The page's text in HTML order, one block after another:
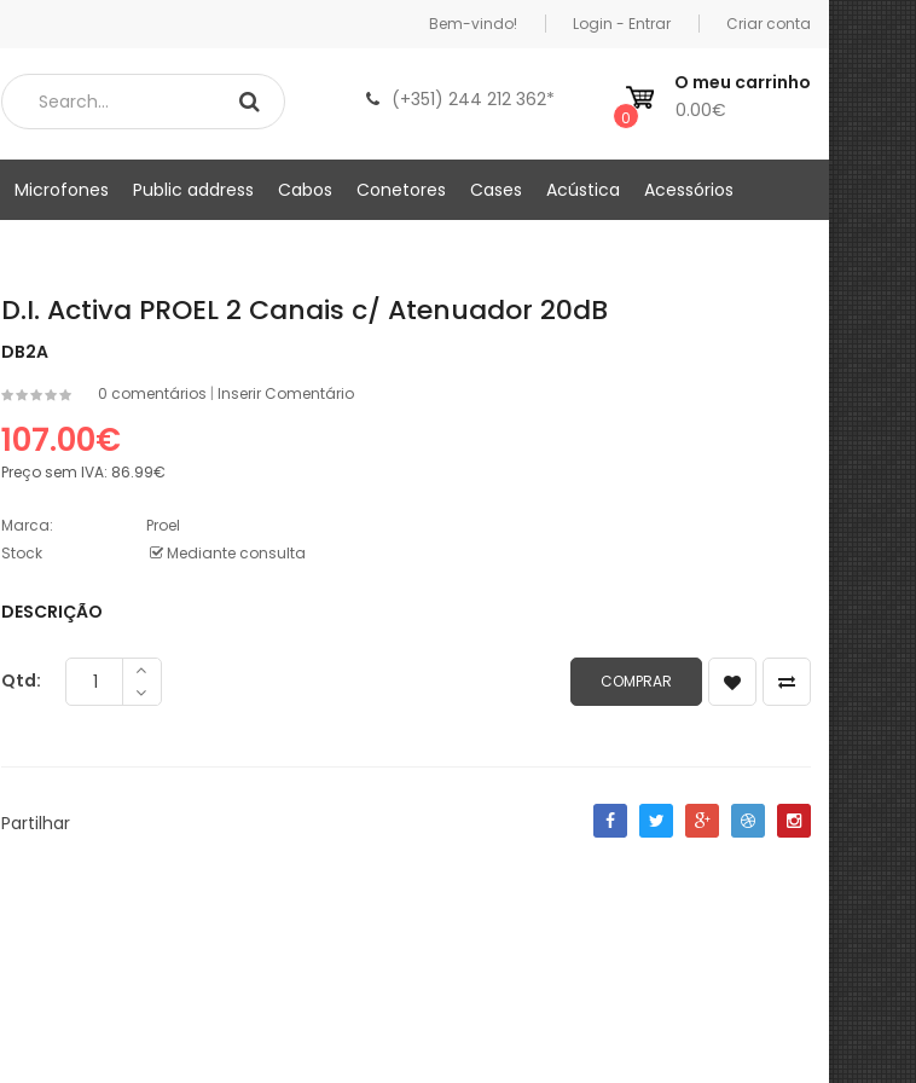
Bem-vindo! Login - Entrar Criar conta
(+351) 244 212 362*
0 0.00€
O meu carrinho
Microfones Public address Cabos Conetores Cases Acústica Acessórios
D.I. Activa PROEL 2 Canais c/ Atenuador 20dB
DB2A
0 comentários | Inserir Comentário
107.00€
Preço sem IVA: 86.99€
Marca:
Proel
Stock
Mediante consulta
DESCRIÇÃO
Qtd:
Partilhar